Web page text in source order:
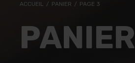
ACCUEIL / PANIER / PAGE 3
PANIER